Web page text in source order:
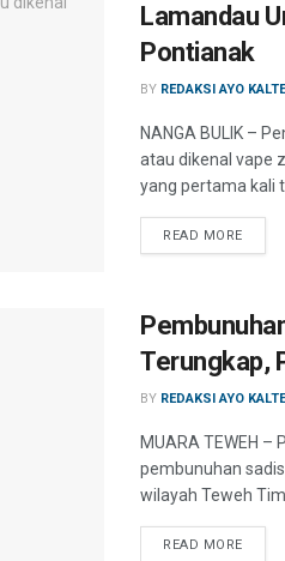
Lamandau
Pontianak
BY REDAKSI AYO
NANGA BULIK –
atau dikenal vape
yang pertama kali
READ MORE
Terungkap,
BY REDAKSI AYO
MUARA TEWEH –
pembunuhan
wilayah Teweh
READ MORE